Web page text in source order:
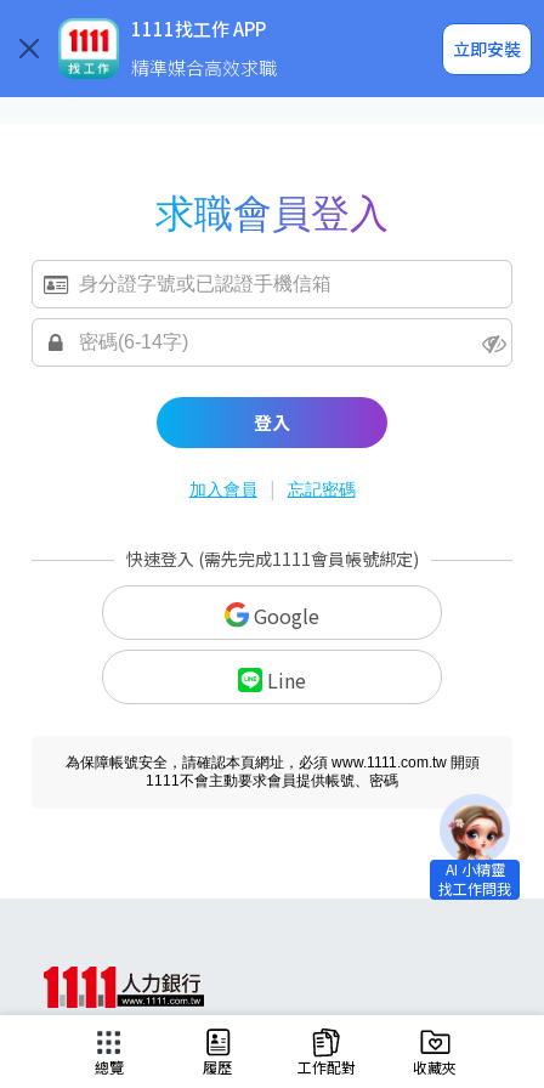
1111找工作 APP
精準媒合高效求職
立即安裝
企業求才
求職會員登入
登入
加入會員 | 忘記密碼
快速登入 (需先完成1111會員帳號綁定)
Google
Line
為保障帳號安全，請確認本頁網址，必須 www.1111.com.tw 開頭
1111不會主動要求會員提供帳號、密碼
總覽 履歷 工作配對 收藏夾